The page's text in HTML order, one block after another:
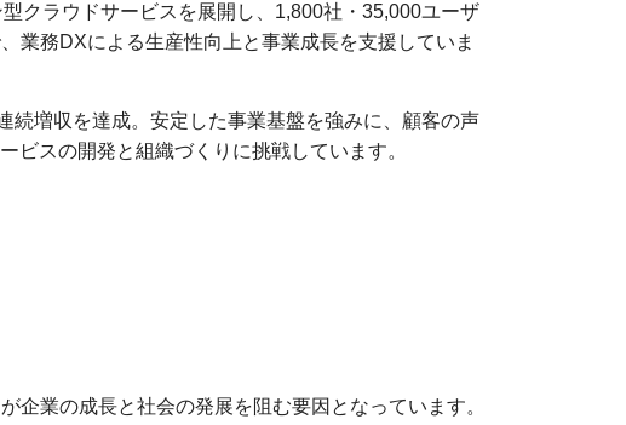
クラウドサービスを展開し、1,800社・35,000ユーザ
業務DXによる生産性向上と事業成長を支援していま
増収を達成。安定した事業基盤を強みに、顧客の声
ビスの開発と組織づくりに挑戦しています。
企業の成長と社会の発展を阻む要因となっています。